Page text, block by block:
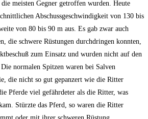
meisten Gegner getroffen wurden. Heute
Abschussgeschwindigkeit von 130 bis
von 80 bis 90 m aus. Es gab zwar auch
die schwere Rüstungen durchdringen konnten,
zum Einsatz und wurden nicht auf den
normalen Spitzen waren bei Salven
die nicht so gut gepanzert wie die Ritter
Pferde viel gefährdeter als die Ritter, was
Stürzte das Pferd, so waren die Ritter